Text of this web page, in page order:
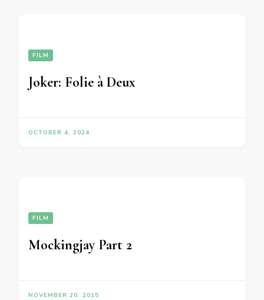
FILM
Joker: Folie à Deux
OCTOBER 4, 2024
FILM
Mockingjay Part 2
NOVEMBER 20, 2015